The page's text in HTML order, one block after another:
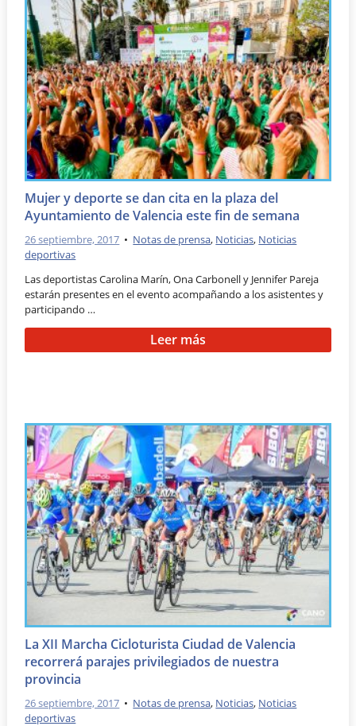
Mujer y deporte se dan cita en la plaza del
Ayuntamiento de Valencia este fin de semana
26 septiembre, 2017 • Notas de prensa, Noticias, Noticias
deportivas
Las deportistas Carolina Marín, Ona Carbonell y Jennifer Pareja
estarán presentes en el evento acompañando a los asistentes y
participando …
Leer más
La XII Marcha Cicloturista Ciudad de Valencia
recorrerá parajes privilegiados de nuestra
provincia
26 septiembre, 2017 • Notas de prensa, Noticias, Noticias
deportivas